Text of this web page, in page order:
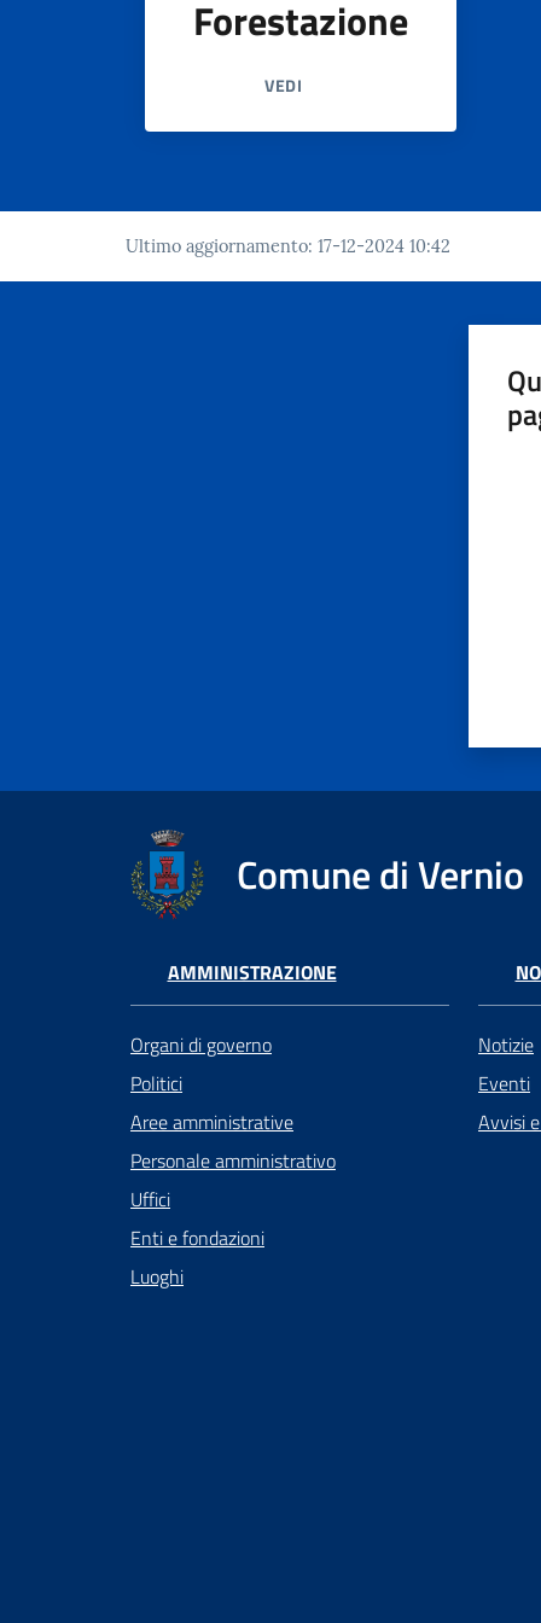
Forestazione
VEDI
Ultimo aggiornamento: 17-12-2024 10:42
Comune di Vernio
AMMINISTRAZIONE
Organi di governo
Politici
Aree amministrative
Personale amministrativo
Uffici
Enti e fondazioni
Luoghi
Notizie
Eventi
Avvisi